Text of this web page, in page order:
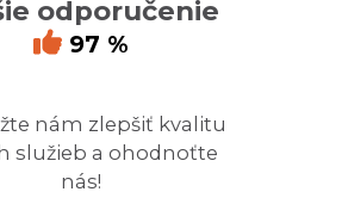
odporučenie
97 %
nám zlepšiť kvalitu
služieb a ohodnoťte
nás!